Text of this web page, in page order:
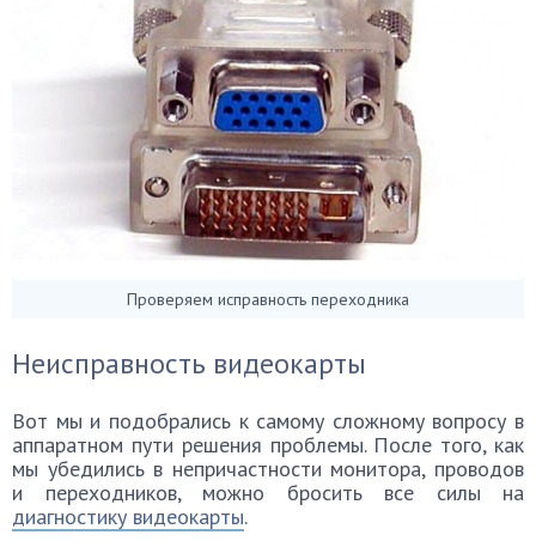
Проверяем исправность переходника
Неисправность видеокарты
Вот мы и подобрались к самому сложному вопросу в
аппаратном пути решения проблемы. После того, как
мы убедились в непричастности монитора, проводов
и переходников, можно бросить все силы на
диагностику видеокарты.